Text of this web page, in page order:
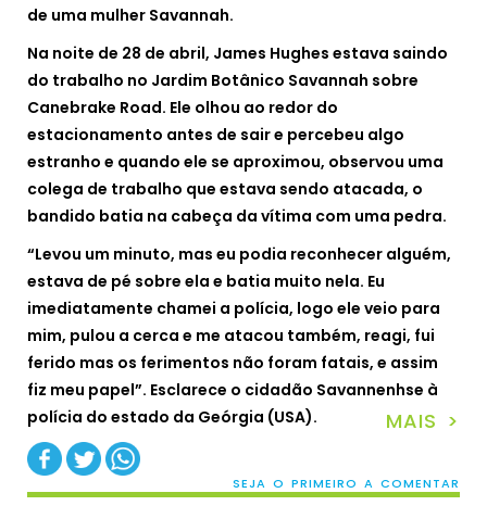
de uma mulher Savannah.
Na noite de 28 de abril, James Hughes estava saindo
do trabalho no Jardim Botânico Savannah sobre
Canebrake Road. Ele olhou ao redor do
estacionamento antes de sair e percebeu algo
estranho e quando ele se aproximou, observou uma
colega de trabalho que estava sendo atacada, o
bandido batia na cabeça da vítima com uma pedra.
“Levou um minuto, mas eu podia reconhecer alguém,
estava de pé sobre ela e batia muito nela. Eu
imediatamente chamei a polícia, logo ele veio para
mim, pulou a cerca e me atacou também, reagi, fui
ferido mas os ferimentos não foram fatais, e assim
fiz meu papel”. Esclarece o cidadão Savannenhse à
polícia do estado da Geórgia (USA).
MAIS >
SEJA O PRIMEIRO A COMENTAR